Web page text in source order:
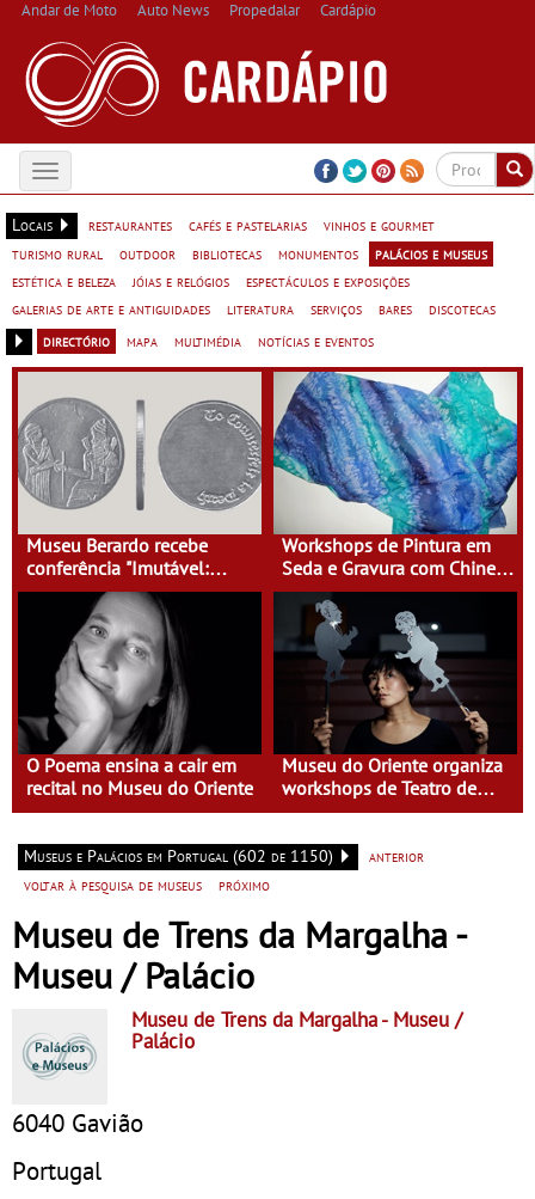
Andar de Moto Auto News Propedalar Cardápio
Toggle
navigation
Locais
restaurantes cafés e pastelarias
vinhos e gourmet
turismo rural
outdoor bibliotecas monumentos
palácios e museus
estética e beleza
jóias e relógios
espectáculos e exposições
galerias de arte e antiguidades
literatura serviços bares
discotecas
directório
mapa multimédia notícias e eventos
Museu Berardo recebe
conferência "Imutável:
Desenhando História" por
Chris Lee
Workshops de Pintura em
Seda e Gravura com Chine
Collé no Museu do Oriente
O Poema ensina a cair em
recital no Museu do Oriente
Museu do Oriente organiza
workshops de Teatro de
Sombras e Xilogravura
Museus e Palácios em Portugal (602 de 1150)
anterior
voltar à pesquisa de museus
próximo
Museu de Trens da Margalha -
Museu / Palácio
Museu de Trens da Margalha- Museu /
Palácio
6040 Gavião
Portugal